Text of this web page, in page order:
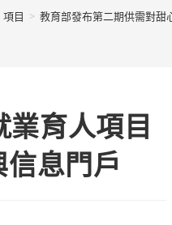
項目 > 教育部發布第二期供需對甜
育人項目
息門戶